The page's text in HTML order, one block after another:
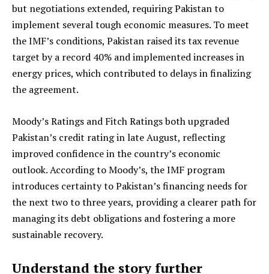
but negotiations extended, requiring Pakistan to
implement several tough economic measures. To meet
the IMF’s conditions, Pakistan raised its tax revenue
target by a record 40% and implemented increases in
energy prices, which contributed to delays in finalizing
the agreement.
Moody’s Ratings and Fitch Ratings both upgraded
Pakistan’s credit rating in late August, reflecting
improved confidence in the country’s economic
outlook. According to Moody’s, the IMF program
introduces certainty to Pakistan’s financing needs for
the next two to three years, providing a clearer path for
managing its debt obligations and fostering a more
sustainable recovery.
Understand the story further